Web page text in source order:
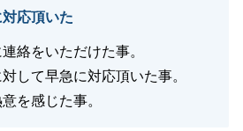
応頂いた
絡をいただけた事。
して早急に対応頂いた事。
を感じた事。